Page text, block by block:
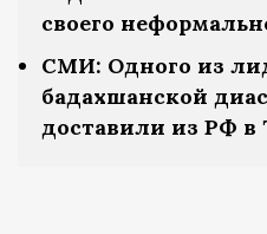
своего
СМИ: Одного из
бадахшанской
доставили из РФ в